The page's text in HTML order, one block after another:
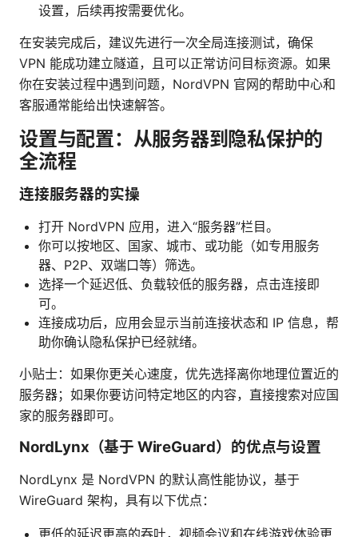
设置，后续再按需要优化。
在安装完成后，建议先进行一次全局连接测试，确保
VPN 能成功建立隧道，且可以正常访问目标资源。如果
你在安装过程中遇到问题，NordVPN 官网的帮助中心和
客服通常能给出快速解答。
设置与配置：从服务器到隐私保护的
全流程
连接服务器的实操
打开 NordVPN 应用，进入“服务器”栏目。
你可以按地区、国家、城市、或功能（如专用服务
器、P2P、双端口等）筛选。
选择一个延迟低、负载较低的服务器，点击连接即
可。
连接成功后，应用会显示当前连接状态和 IP 信息，帮
助你确认隐私保护已经就绪。
小贴士：如果你更关心速度，优先选择离你地理位置近的
服务器；如果你要访问特定地区的内容，直接搜索对应国
家的服务器即可。
NordLynx（基于 WireGuard）的优点与设置
NordLynx 是 NordVPN 的默认高性能协议，基于
WireGuard 架构，具有以下优点：
更低的延迟更高的吞吐，视频会议和在线游戏体验更